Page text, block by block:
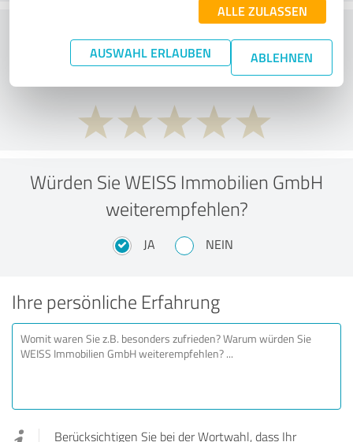
ALLE ZULASSEN
AUSWAHL ERLAUBEN ABLEHNEN
Wie beurteilen Sie das
Preis-/Leistungsverhältnis?
Würden Sie WEISS Immobilien GmbH
weiterempfehlen?
JA NEIN
Ihre persönliche Erfahrung
Berücksichtigen Sie bei der Wortwahl, dass Ihr